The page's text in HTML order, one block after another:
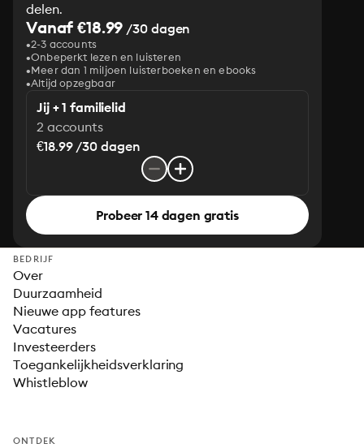
delen.
Vanaf €18.99 /30 dagen
2-3 accounts
Onbeperkt lezen en luisteren
Meer dan 1 miljoen luisterboeken en ebooks
Altijd opzegbaar
Jij + 1 familielid
2 accounts
€18.99 /30 dagen
Probeer 14 dagen gratis
BEDRIJF
Over
Duurzaamheid
Nieuwe app features
Vacatures
Investeerders
Toegankelijkheidsverklaring
Whistleblow
ONTDEK